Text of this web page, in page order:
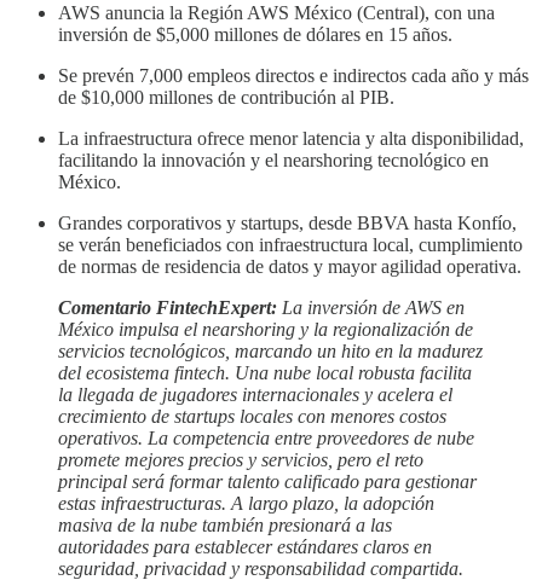
AWS anuncia la Región AWS México (Central), con una
inversión de $5,000 millones de dólares en 15 años.
Se prevén 7,000 empleos directos e indirectos cada año y más
de $10,000 millones de contribución al PIB.
La infraestructura ofrece menor latencia y alta disponibilidad,
facilitando la innovación y el nearshoring tecnológico en
México.
Grandes corporativos y startups, desde BBVA hasta Konfío,
se verán beneficiados con infraestructura local, cumplimiento
de normas de residencia de datos y mayor agilidad operativa.
Comentario FintechExpert: La inversión de AWS en
México impulsa el nearshoring y la regionalización de
servicios tecnológicos, marcando un hito en la madurez
del ecosistema fintech. Una nube local robusta facilita
la llegada de jugadores internacionales y acelera el
crecimiento de startups locales con menores costos
operativos. La competencia entre proveedores de nube
promete mejores precios y servicios, pero el reto
principal será formar talento calificado para gestionar
estas infraestructuras. A largo plazo, la adopción
masiva de la nube también presionará a las
autoridades para establecer estándares claros en
seguridad, privacidad y responsabilidad compartida.